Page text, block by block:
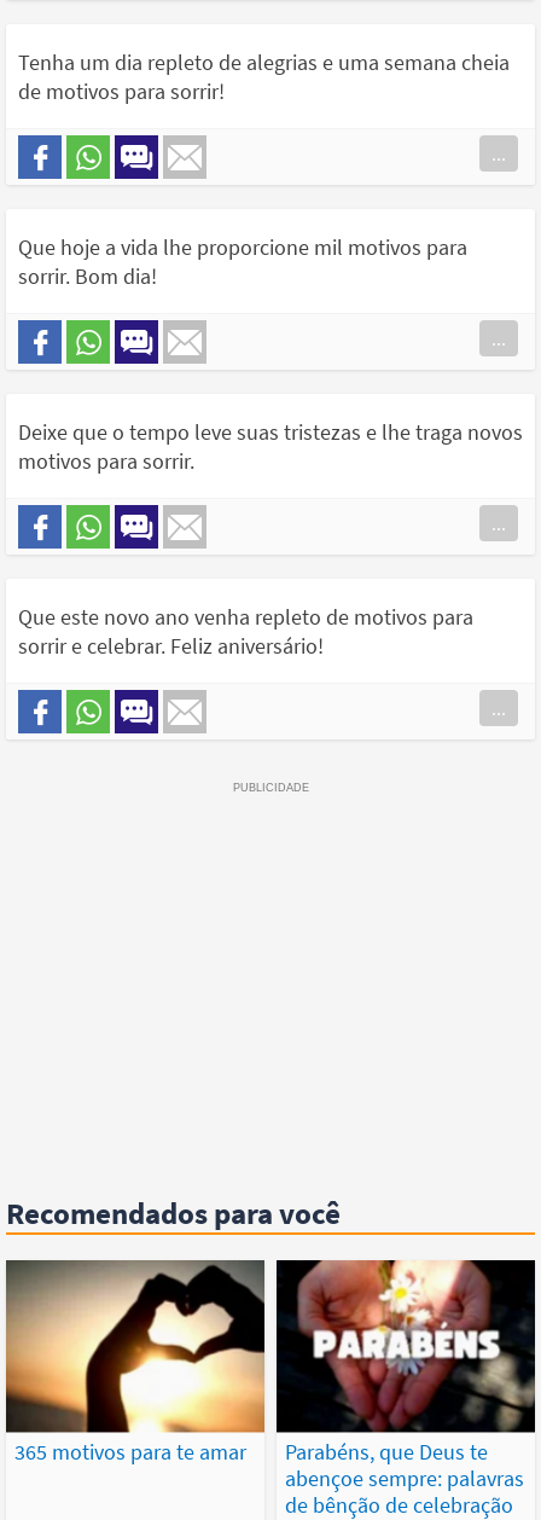
Tenha um dia repleto de alegrias e uma semana cheia
de motivos para sorrir!
...
Que hoje a vida lhe proporcione mil motivos para
sorrir. Bom dia!
...
Deixe que o tempo leve suas tristezas e lhe traga novos
motivos para sorrir.
...
Que este novo ano venha repleto de motivos para
sorrir e celebrar. Feliz aniversário!
...
Recomendados para você
365 motivos para te amar
Parabéns, que Deus te
abençoe sempre: palavras
de bênção de celebração